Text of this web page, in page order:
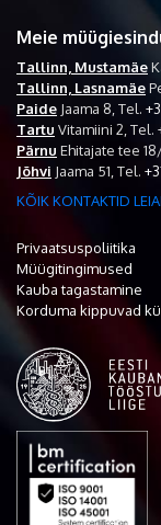
Meie
Tallinn, Mustamäe
Tallinn, Lasnamäe
Paide Jaama 8, Tel.
Tartu Vitamiini 2, Tel.
Pärnu Ehitajate tee
Jõhvi Jaama 51, Tel.
KÕIK KONTAKTID
Privaatsuspoliitika
Müügitingimused
Kauba tagastamine
Korduma kippuvad